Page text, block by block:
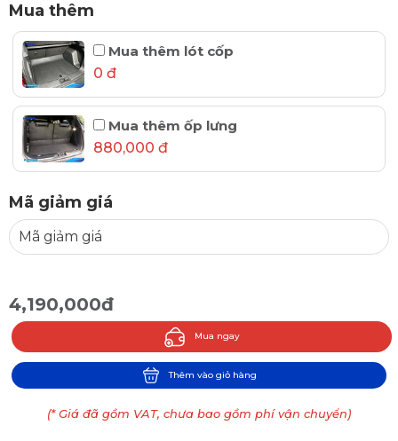
Mua thêm
Mua thêm lót cốp
0 đ
Mua thêm ốp lưng
880,000 đ
Mã giảm giá
4,190,000đ
Mua ngay
Thêm vào giỏ hàng
(* Giá đã gồm VAT, chưa bao gồm phí vận chuyển)